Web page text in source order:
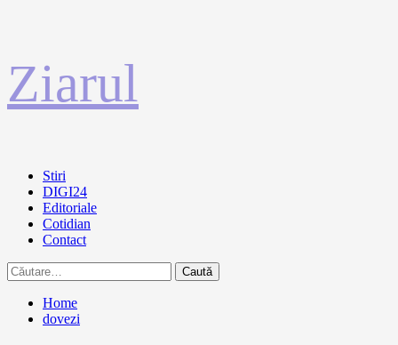
la
conținut
Ziarul
Primary
Menu
Stiri
DIGI24
Editoriale
Cotidian
Contact
Caută
după:
Home
dovezi